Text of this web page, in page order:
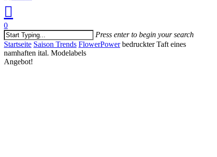
search
account
0
Menu
Press enter to begin your search
Close
Search
Startseite Saison Trends FlowerPower bedruckter Taft eines
namhaften ital. Modelabels
Angebot!